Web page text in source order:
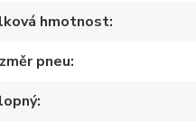
hmotnost
pneu